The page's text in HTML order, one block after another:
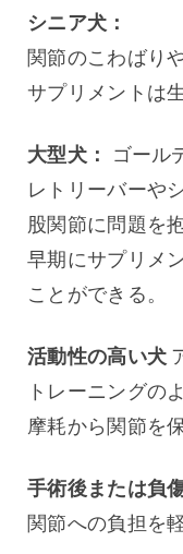
シニア犬：
関節のこわばり
サプリメントは
大型犬：
ゴール
レトリーバーや
股関節に問題を
早期にサプリメ
ことができる。
活動性の高い犬
トレーニングの
摩耗から関節を
手術後または負
関節への負担を